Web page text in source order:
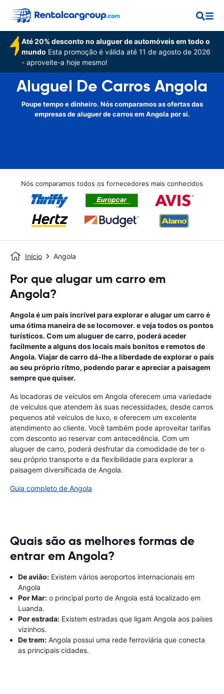
Até 20% desconto no aluguer de automóveis em todo o
mundo Esta promoção é válida até 11 de agosto de 2026
- aproveite-a hoje mesmo!
Aluguel De Carros Angola
Poupe tempo e dinheiro. Nós comparamos as ofertas das
empresas de aluguer de carros em Angola por si.
Nós comparamos todos os fornecedores mais conhecidos
Início Angola
Por que alugar um carro em
Angola?
Angola é um país incrível para explorar e alugar um carro é
uma ótima maneira de se locomover. e veja todos os pontos
turísticos. Com um aluguer de carro, poderá aceder
facilmente a alguns dos locais mais bonitos e remotos de
Angola. Viajar de carro dá-lhe a liberdade de explorar o país
ao seu próprio ritmo, podendo parar e apreciar a paisagem
sempre que quiser.
As locadoras de veículos em Angola oferecem uma variedade
de veículos que atendem às suas necessidades, desde carros
pequenos até veículos de luxo, e oferecem um excelente
atendimento ao cliente. Você também pode aproveitar tarifas
com desconto ao reservar com antecedência. Com um
aluguer de carro, poderá desfrutar da comodidade de ter o
seu próprio transporte e da flexibilidade para explorar a
paisagem diversificada de Angola.
Guia completo de Angola
Quais são as melhores formas de
entrar em Angola?
De avião: Existem vários aeroportos internacionais em
Angola
Por Mar: o principal porto de Angola está localizado em
Luanda.
Por estrada: Existem estradas que ligam Angola aos países
vizinhos.
De trem: Angola possui uma rede ferroviária que conecta
as principais cidades.